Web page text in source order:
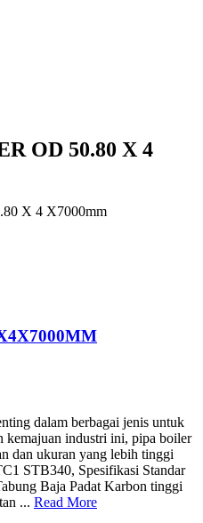
OD 50.80 X 4
X 4 X7000mm
dalam berbagai jenis untuk
kemajuan industri ini, pipa boiler
dan ukuran yang lebih tinggi
STB340, Spesifikasi Standar
Baja Padat Karbon tinggi
... Read More